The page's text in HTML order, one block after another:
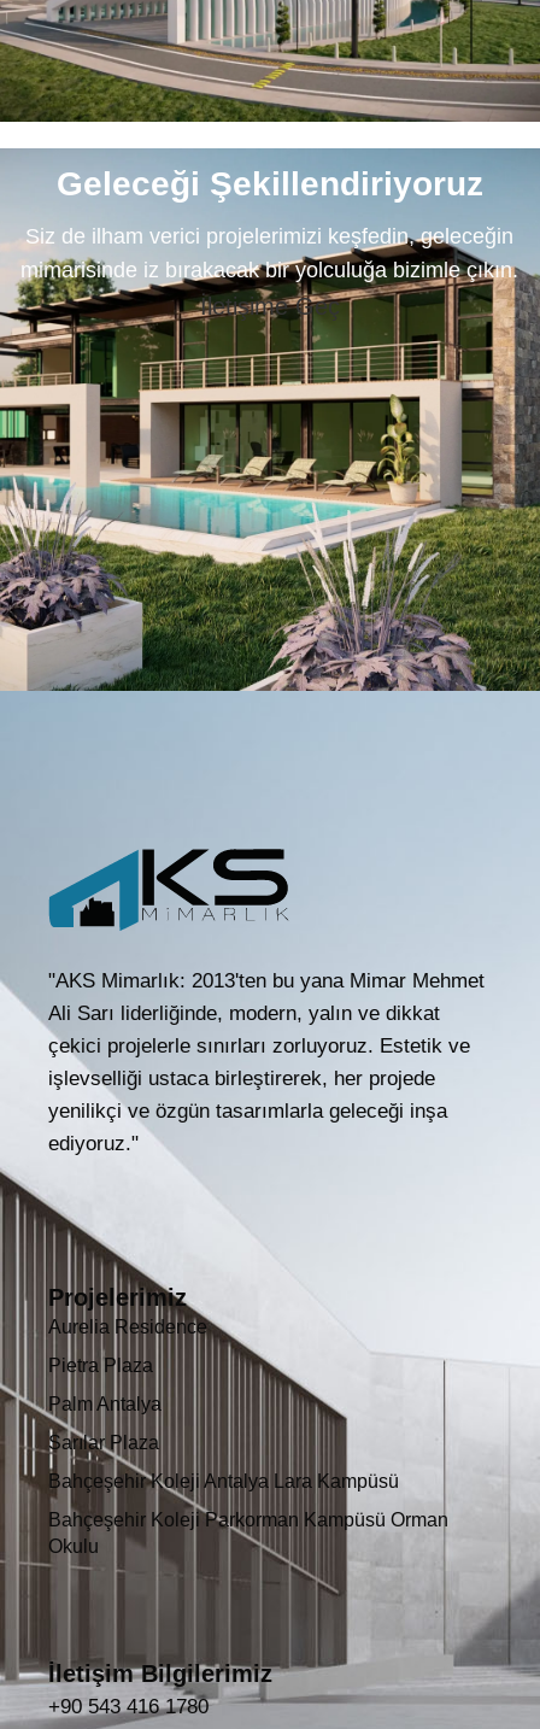
Geleceği Şekillendiriyoruz
Siz de ilham verici projelerimizi keşfedin, geleceğin
mimarisinde iz bırakacak bir yolculuğa bizimle çıkın.
İletişime Geç
"AKS Mimarlık: 2013'ten bu yana Mimar Mehmet
Ali Sarı liderliğinde, modern, yalın ve dikkat
çekici projelerle sınırları zorluyoruz. Estetik ve
işlevselliği ustaca birleştirerek, her projede
yenilikçi ve özgün tasarımlarla geleceği inşa
ediyoruz."
Projelerimiz
Aurelia Residence
Pietra Plaza
Palm Antalya
Sarılar Plaza
Bahçeşehir Koleji Antalya Lara Kampüsü
Bahçeşehir Koleji Parkorman Kampüsü Orman
Okulu
İletişim Bilgilerimiz
+90 543 416 1780